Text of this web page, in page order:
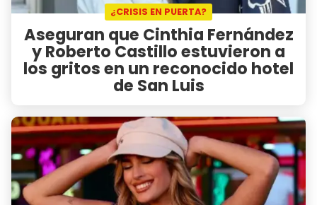
¿CRISIS EN PUERTA?
Aseguran que Cinthia Fernández
y Roberto Castillo estuvieron a
los gritos en un reconocido hotel
de San Luis